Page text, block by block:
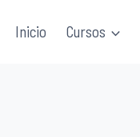
Inicio Cursos